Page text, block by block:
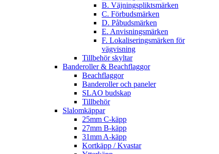
B. Väjningspliktsmärken
C. Förbudsmärken
D. Påbudsmärken
E. Anvisningsmärken
F. Lokaliseringsmärken för
vägvisning
Tillbehör skyltar
Banderoller & Beachflaggor
Beachflaggor
Banderoller och paneler
SLAO budskap
Tillbehör
Slalomkäppar
25mm C-käpp
27mm B-käpp
31mm A-käpp
Kortkäpp / Kvastar